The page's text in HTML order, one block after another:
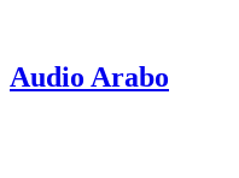
Audio Arabo